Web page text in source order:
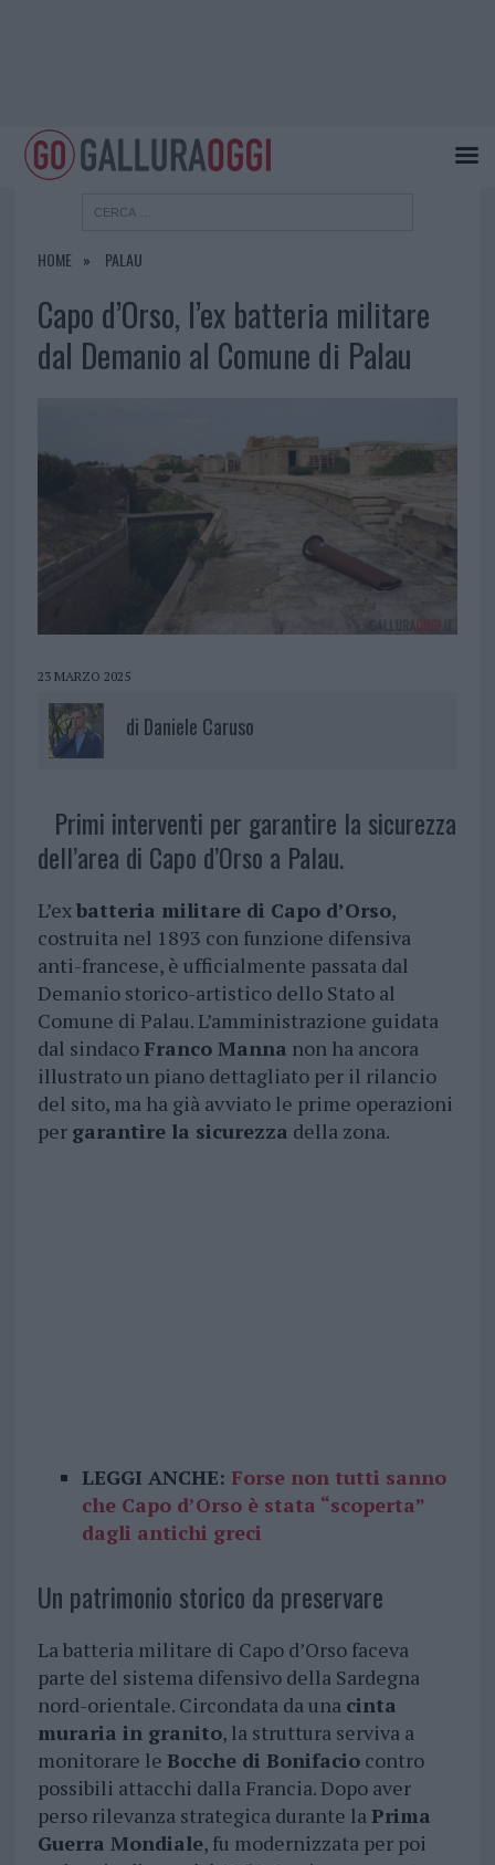
HOME PALAU
Capo d’Orso, l’ex batteria militare
dal Demanio al Comune di Palau
23 MARZO 2025
di Daniele Caruso
Primi interventi per garantire la sicurezza
dell’area di Capo d’Orso a Palau.
L’exbatteria militare di Capo d’Orso,
costruita nel 1893 con funzione difensiva
anti-francese, è ufficialmente passata dal
Demanio storico-artistico dello Stato al
Comune di Palau. L’amministrazione guidata
dal sindaco Franco Manna non ha ancora
illustrato un piano dettagliato per il rilancio
del sito, ma ha già avviato le prime operazioni
per garantire la sicurezza della zona.
LEGGI ANCHE: Forse non tutti sanno
che Capo d’Orso è stata “scoperta”
dagli antichi greci
Un patrimonio storico da preservare
La batteria militare di Capo d’Orso faceva
parte del sistema difensivo della Sardegna
nord-orientale. Circondata da una cinta
muraria in granito, la struttura serviva a
monitorare le Bocche di Bonifaciocontro
possibili attacchi dalla Francia. Dopo aver
perso rilevanza strategica durante laPrima
Guerra Mondiale, fu modernizzata per poi